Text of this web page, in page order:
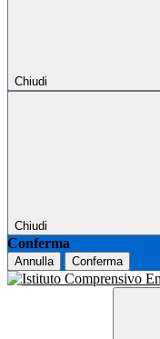
Chiudi
Chiudi
Conferma
Annulla Conferma